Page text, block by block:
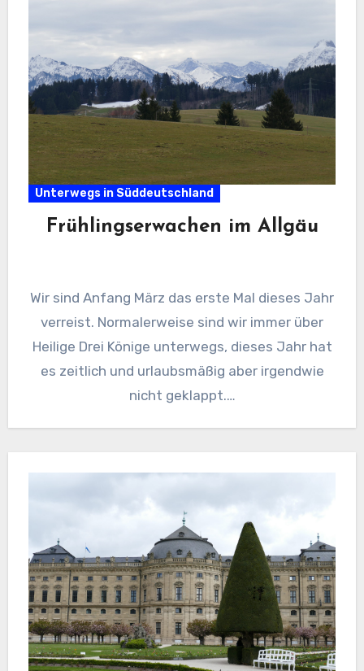
Unterwegs in Süddeutschland
Frühlingserwachen im Allgäu
Wir sind Anfang März das erste Mal dieses Jahr
verreist. Normalerweise sind wir immer über
Heilige Drei Könige unterwegs, dieses Jahr hat
es zeitlich und urlaubsmäßig aber irgendwie
nicht geklappt.…